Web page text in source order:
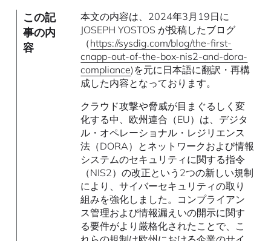
この記
事の内
容
本文の内容は、2024年3月19日に
JOSEPH YOSTOS が投稿したブログ
（https://sysdig.com/blog/the-first-
cnapp-out-of-the-box-nis2-and-dora-
compliance)を元に日本語に翻訳・再構
成した内容となっております。
クラウド攻撃や脅威が目まぐるしく変
化する中、欧州連合（EU）は、デジタ
ル・オペレーショナル・レジリエンス
法（DORA）とネットワークおよび情報
システムのセキュリティに関する指令
（NIS2）の改正という2つの新しい規制
により、サイバーセキュリティの取り
組みを強化しました。コンプライアン
ス管理および情報漏えいの開示に関す
る要件がより厳格化されたことで、こ